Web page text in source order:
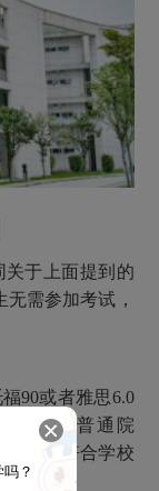
关于上面提到的
需参加考试，
90或者雅思6.0
以上（普通院
成绩等符合学校
？